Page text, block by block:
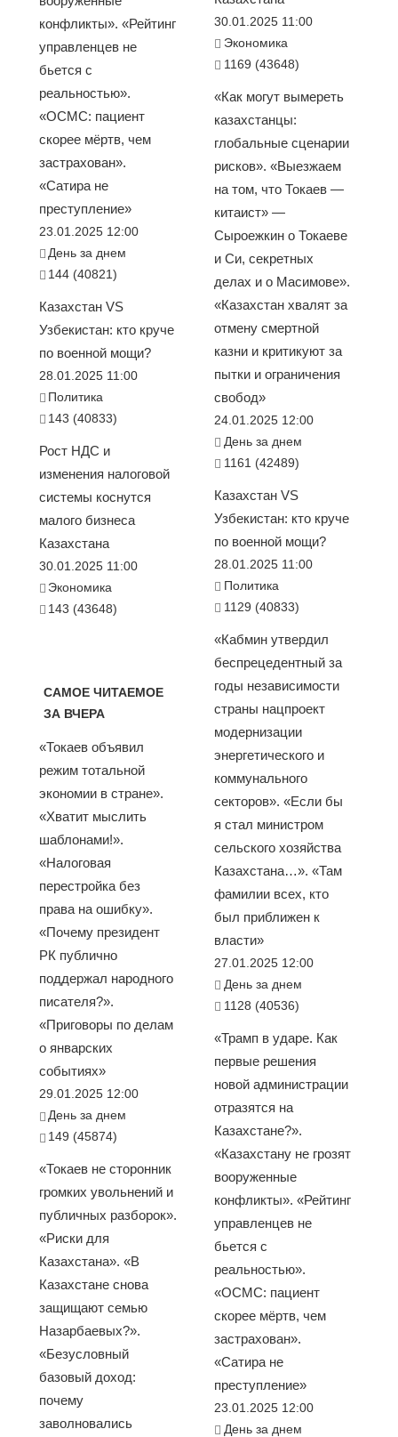
конфликты». «Рейтинг
управленцев не
бьется с
реальностью».
«ОСМС: пациент
скорее мёртв, чем
застрахован».
«Сатира не
преступление»
23.01.2025 12:00
День за днем
144 (40821)
Казахстан VS
Узбекистан: кто круче
по военной мощи?
28.01.2025 11:00
Политика
143 (40833)
Рост НДС и
изменения налоговой
системы коснутся
малого бизнеса
Казахстана
30.01.2025 11:00
Экономика
143 (43648)
САМОЕ ЧИТАЕМОЕ
ЗА ВЧЕРА
«Токаев объявил
режим тотальной
экономии в стране».
«Хватит мыслить
шаблонами!».
«Налоговая
перестройка без
права на ошибку».
«Почему президент
РК публично
поддержал народного
писателя?».
«Приговоры по делам
о январских
событиях»
29.01.2025 12:00
День за днем
149 (45874)
«Токаев не сторонник
громких увольнений и
публичных разборок».
«Риски для
Казахстана». «В
Казахстане снова
защищают семью
Назарбаевых?».
«Безусловный
базовый доход:
почему
заволновались
30.01.2025 11:00
Экономика
1169 (43648)
«Как могут вымереть
казахстанцы:
глобальные сценарии
рисков». «Выезжаем
на том, что Токаев —
китаист» —
Сыроежкин о Токаеве
и Си, секретных
делах и о Масимове».
«Казахстан хвалят за
отмену смертной
казни и критикуют за
пытки и ограничения
свобод»
24.01.2025 12:00
День за днем
1161 (42489)
Казахстан VS
Узбекистан: кто круче
по военной мощи?
28.01.2025 11:00
Политика
1129 (40833)
«Кабмин утвердил
беспрецедентный за
годы независимости
страны нацпроект
модернизации
энергетического и
коммунального
секторов». «Если бы
я стал министром
сельского хозяйства
Казахстана…». «Там
фамилии всех, кто
был приближен к
власти»
27.01.2025 12:00
День за днем
1128 (40536)
«Трамп в ударе. Как
первые решения
новой администрации
отразятся на
Казахстане?».
«Казахстану не грозят
вооруженные
конфликты». «Рейтинг
управленцев не
бьется с
реальностью».
«ОСМС: пациент
скорее мёртв, чем
застрахован».
«Сатира не
преступление»
23.01.2025 12:00
День за днем